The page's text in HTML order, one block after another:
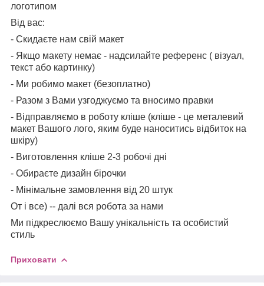
логотипом
Від вас:
- Скидаєте нам свій макет
- Якщо макету немає - надсилайте референс ( візуал,
текст або картинку)
- Ми робимо макет (безоплатно)
- Разом з Вами узгоджуємо та вносимо правки
- Відправляємо в роботу кліше (кліше - це металевий
макет Вашого лого, яким буде наноситись відбиток на
шкіру)
- Виготовлення кліше 2-3 робочі дні
- Обираєте дизайн бірочки
- Мінімальне замовлення від 20 штук
От і все) -- далі вся робота за нами
Ми підкреслюємо Вашу унікальність та особистий
стиль
Приховати